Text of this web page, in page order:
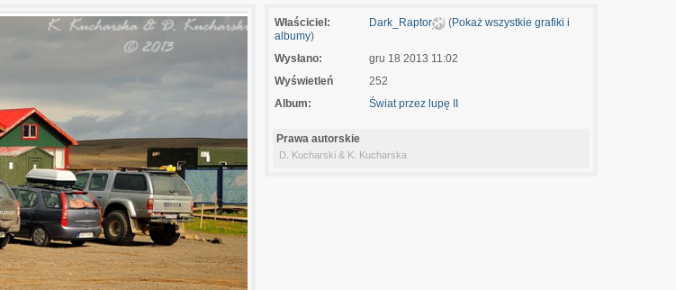
Właściciel: Dark_Raptor (Pokaż wszystkie grafiki i
albumy)
Wysłano:
gru 18 2013 11:02
Wyświetleń
252
Album:
Świat przez lupę II
Prawa autorskie
D. Kucharski & K. Kucharska